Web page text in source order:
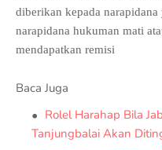
diberikan kepada
narapidana hukuman mati
mendapatkan remisi
Baca Juga
Rolel Harahap Bila
Tanjungbalai Akan